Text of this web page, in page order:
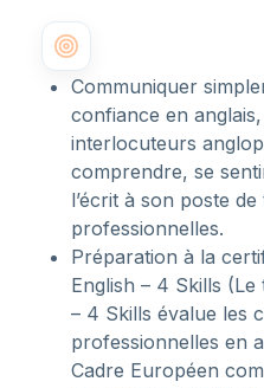
Communiquer
confiance en
interlocuteurs
comprendre, se
l’écrit à son poste
professionnelles.
Préparation à la
English – 4 Skills (Le
– 4 Skills évalue les
professionnelles en
Cadre Européen